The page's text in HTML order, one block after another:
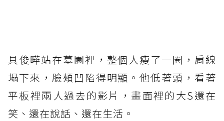
具俊曄站在墓園裡，整個人瘦了一圈，肩線
塌下來，臉頰凹陷得明顯。他低著頭，看著
平板裡兩人過去的影片，畫面裡的大S還在
笑、還在說話、還在生活。